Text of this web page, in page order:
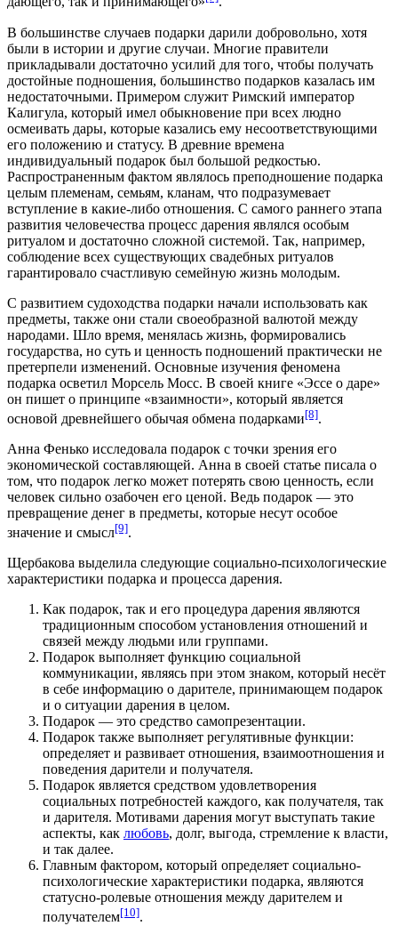
В большинстве случаев подарки дарили добровольно, хотя
были в истории и другие случаи. Многие правители
прикладывали достаточно усилий для того, чтобы получать
достойные подношения, большинство подарков казалась им
недостаточными. Примером служит Римский император
Калигула, который имел обыкновение при всех людно
осмеивать дары, которые казались ему несоответствующими
его положению и статусу. В древние времена
индивидуальный подарок был большой редкостью.
Распространенным фактом являлось преподношение подарка
целым племенам, семьям, кланам, что подразумевает
вступление в какие-либо отношения. С самого раннего этапа
развития человечества процесс дарения являлся особым
ритуалом и достаточно сложной системой. Так, например,
соблюдение всех существующих свадебных ритуалов
гарантировало счастливую семейную жизнь молодым.
С развитием судоходства подарки начали использовать как
предметы, также они стали своеобразной валютой между
народами. Шло время, менялась жизнь, формировались
государства, но суть и ценность подношений практически не
претерпели изменений. Основные изучения феномена
подарка осветил Морсель Мосс. В своей книге «Эссе о даре»
он пишет о принципе «взаимности», который является
основой древнейшего обычая обмена подарками[8].
Анна Фенько исследовала подарок с точки зрения его
экономической составляющей. Анна в своей статье писала о
том, что подарок легко может потерять свою ценность, если
человек сильно озабочен его ценой. Ведь подарок — это
превращение денег в предметы, которые несут особое
значение и смысл[9].
Щербакова выделила следующие социально-психологические
характеристики подарка и процесса дарения.
Как подарок, так и его процедура дарения являются
традиционным способом установления отношений и
связей между людьми или группами.
Подарок выполняет функцию социальной
коммуникации, являясь при этом знаком, который несёт
в себе информацию о дарителе, принимающем подарок
и о ситуации дарения в целом.
Подарок — это средство самопрезентации.
Подарок также выполняет регулятивные функции:
определяет и развивает отношения, взаимоотношения и
поведения дарители и получателя.
Подарок является средством удовлетворения
социальных потребностей каждого, как получателя, так
и дарителя. Мотивами дарения могут выступать такие
аспекты, как любовь, долг, выгода, стремление к власти,
и так далее.
Главным фактором, который определяет социально-
психологические характеристики подарка, являются
статусно-ролевые отношения между дарителем и
получателем[10].